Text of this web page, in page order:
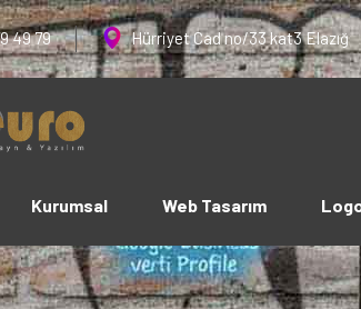
49 79 Hürriyet Cad no/33 kat3 Elazığ
Kurumsal Web Tasarım